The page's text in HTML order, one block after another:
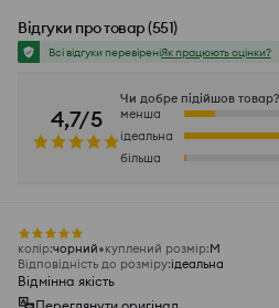
Відгуки про товар(551)
Всі відгуки перевіреніЯк працюють оцінки?
4,7/5
Чи добре підійшов товар?
менша
ідеальна
більша
колір:чорний куплений розмір:M
Відповідність до розміру:ідеальна
Відмінна якість